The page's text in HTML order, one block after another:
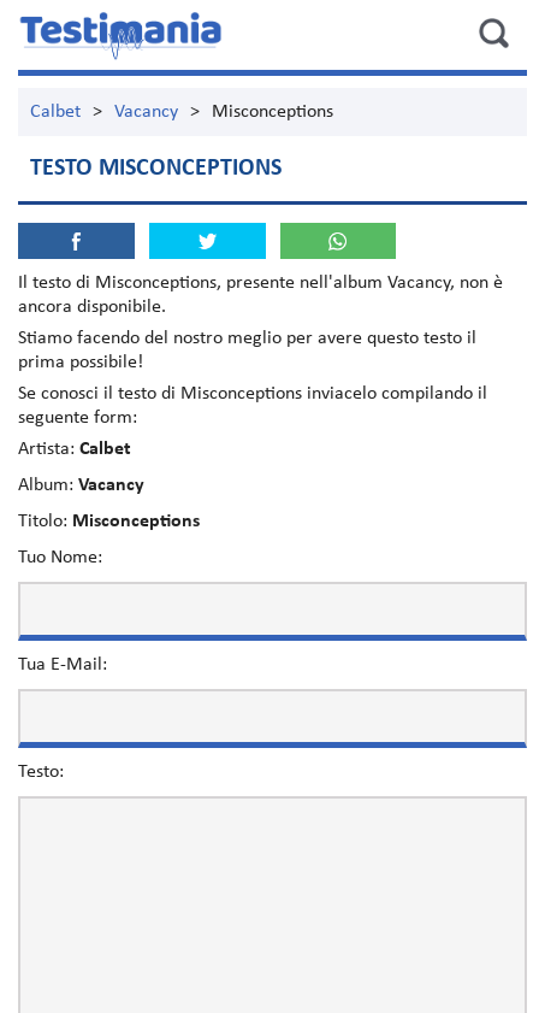
Calbet > Vacancy > Misconceptions
TESTO MISCONCEPTIONS
Il testo di Misconceptions, presente nell'album Vacancy, non è
ancora disponibile.
Stiamo facendo del nostro meglio per avere questo testo il
prima possibile!
Se conosci il testo di Misconceptions inviacelo compilando il
seguente form:
Artista: Calbet
Album: Vacancy
Titolo: Misconceptions
Tuo Nome:
Tua E-Mail:
Testo: